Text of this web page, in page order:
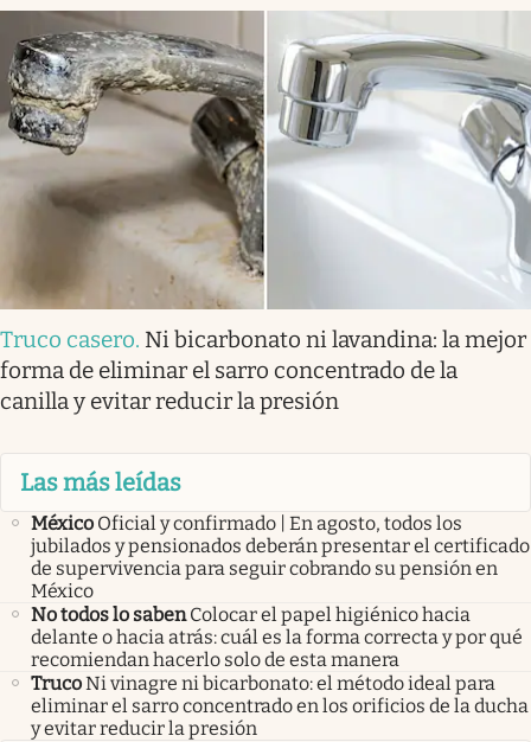
Truco casero. Ni bicarbonato ni lavandina: la mejor
forma de eliminar el sarro concentrado de la
canilla y evitar reducir la presión
Las más leídas
México Oficial y confirmado | En agosto, todos los
jubilados y pensionados deberán presentar el certificado
de supervivencia para seguir cobrando su pensión en
México
No todos lo saben Colocar el papel higiénico hacia
delante o hacia atrás: cuál es la forma correcta y por qué
recomiendan hacerlo solo de esta manera
TrucoNi vinagre ni bicarbonato: el método ideal para
eliminar el sarro concentrado en los orificios de la ducha
y evitar reducir la presión